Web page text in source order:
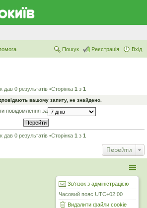
Вхід
Реєстрація
Пошук
дав 0 результатів •Сторінка 1 з 1
вашому запиту, не знайдено.
повідомлення за
дав 0 результатів •Сторінка 1 з 1
Перейти
Зв'язок з адміністрацією
Часовий пояс UTC+02:00
Видалити файли cookie